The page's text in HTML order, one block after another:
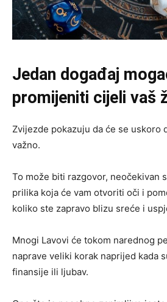
Jedan događaj
promijeniti cijeli vaš
Zvijezde pokazuju da će se uskoro
važno.
To može biti razgovor, neočekivan
prilika koja će vam otvoriti oči i
koliko ste zapravo blizu sreće i
Mnogi Lavovi će tokom narednog
naprave veliki korak naprijed kada
finansije ili ljubav.